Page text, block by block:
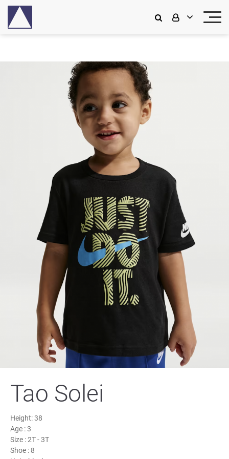
Tao Solei
Height:38
Age :3
Size :2T - 3T
Shoe : 8